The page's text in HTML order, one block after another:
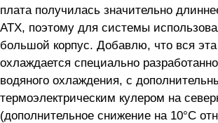
плата получилась значительно
ATX, поэтому для системы
большой корпус. Добавлю, что вся эта
охлаждается специально
водяного охлаждения, с
термоэлектрическим кулером на
(дополнительное снижение на 10°C